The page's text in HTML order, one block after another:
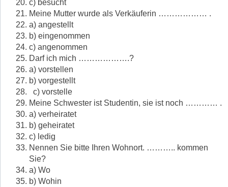
c) besucht
Meine Mutter wurde als Verkäuferin ……………… .
a) angestellt
b) eingenommen
c) angenommen
Darf ich mich ……………….?
a) vorstellen
b) vorgestellt
c) vorstelle
Meine Schwester ist Studentin, sie ist noch ………… .
a) verheiratet
b) geheiratet
c) ledig
Nennen Sie bitte Ihren Wohnort. ……….. kommen
Sie?
a) Wo
b) Wohin